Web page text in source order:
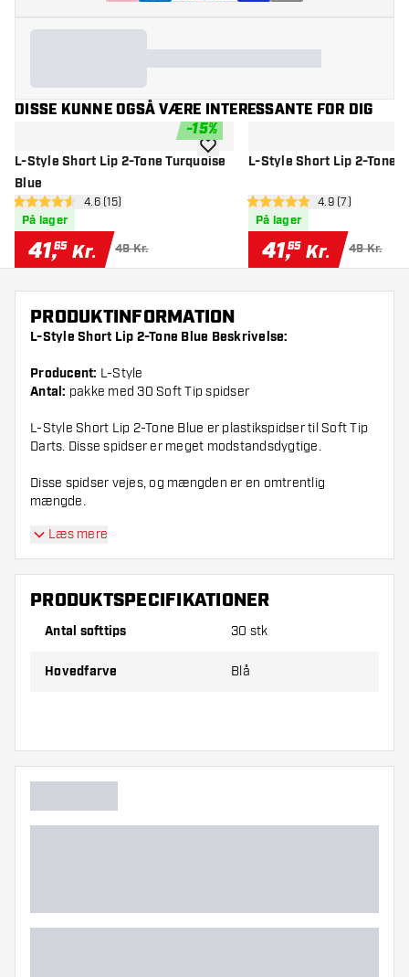
DISSE KUNNE OGSÅ VÆRE INTERESSANTE FOR DIG
-15%
L-Style Short Lip 2-Tone Turquoise
Blue
åbn anmeldelsespanel
4.6 bedømmelsesstjerner
4.6 (15)
På lager
41,65 Kr. 49 Kr.
tilføje til ønskeliste
L-Style Short Lip 2-Tone
åbn
4.9 bedømmelsesstjerner
4.9 (7)
På lager
41,65 Kr. 49 Kr.
PRODUKTINFORMATION
L-Style Short Lip 2-Tone Blue Beskrivelse:
Producent: L-Style
Antal: pakke med 30 Soft Tip spidser
L-Style Short Lip 2-Tone Blue er plastikspidser til Soft Tip
Darts. Disse spidser er meget modstandsdygtige.
Disse spidser vejes, og mængden er en omtrentlig
mængde.
Læs mere
PRODUKTSPECIFIKATIONER
Antal softtips 30 stk
Hovedfarve Blå